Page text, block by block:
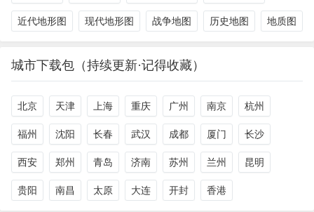
近代地形图 现代地形图 战争地图 历史地图 地质图
城市下载包（持续更新·记得收藏）
北京 天津 上海 重庆 广州 南京 杭州
福州 沈阳 长春 武汉 成都 厦门 长沙
西安 郑州 青岛 济南 苏州 兰州 昆明
贵阳 南昌 太原 大连 开封 香港